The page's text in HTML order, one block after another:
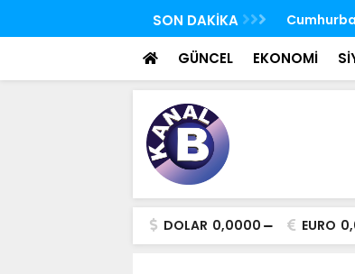
SON DAKİKA
FETÖ'nün suikast timindeki Burkay
TBMM
seçim
GÜNCEL EKONOMİ
DOLAR 0,0000 EURO